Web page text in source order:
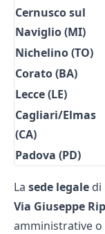
Cernusco sul
Naviglio (MI)
Nichelino (TO)
Corato (BA)
Lecce (LE)
Cagliari/Elmas
(CA)
Padova (PD)
La sede legale di
Via Giuseppe
amministrative